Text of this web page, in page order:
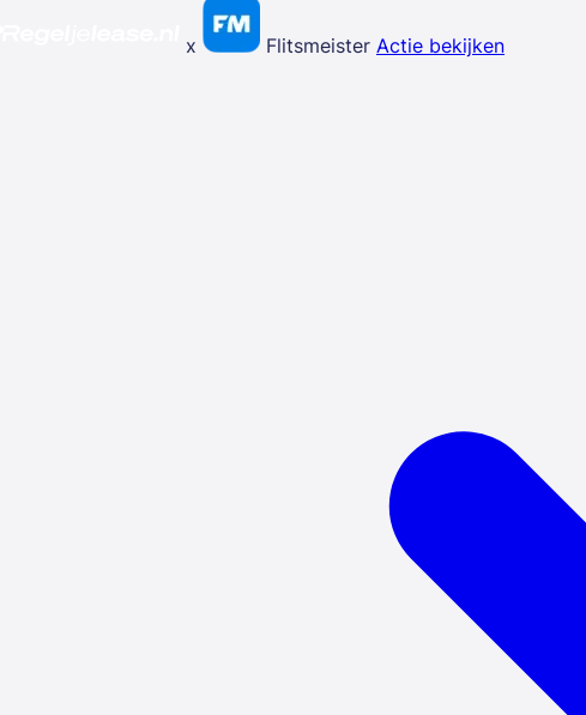
x Flitsmeister Actie bekijken